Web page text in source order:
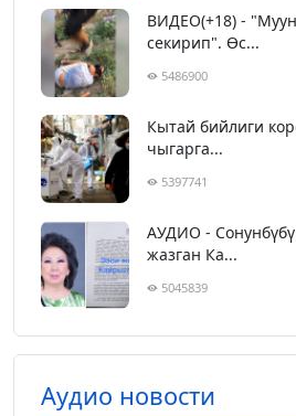
ВИДЕО(+18) -
секирип". Өс...
5486900
Кытай бийлиги
чыгарга...
5397741
АУДИО -
жазган Ка...
5045839
Аудио новости